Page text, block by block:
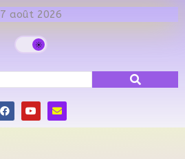
7 août 2026